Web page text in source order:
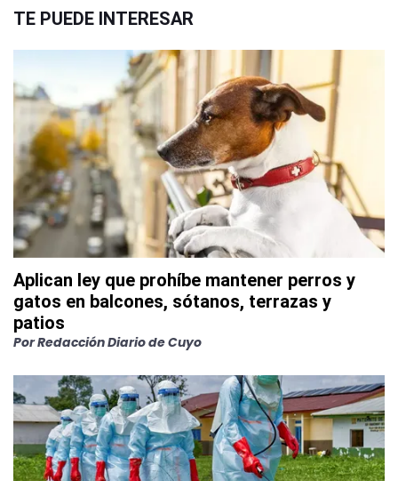
TE PUEDE INTERESAR
Aplican ley que prohíbe mantener perros y
gatos en balcones, sótanos, terrazas y
patios
PorRedacción Diario de Cuyo